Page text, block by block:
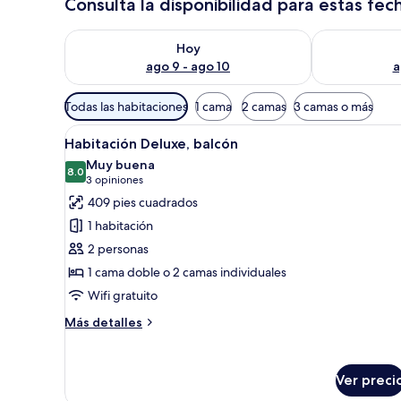
Hoy
ago 9 - ago 10
Consulta la disponibilidad para hoy ago 9 - ago 10
Consulta la
Filtros
disponibles
para
las
habitaciones
Todas las habitaciones 1 cama 2 camas 3 camas o más
Abrir
todas
las
fotos
de
Habitación
Deluxe,
balcón
Una habitación de hotel
5
Habitación Deluxe, balcón
8.08.0 de 10
Muy buena
3 opiniones
(3
opiniones)
409 pies cuadrados
1 habitación
2 personas
1 cama doble o 2 camas individuales
Wifi gratuito
Más detalles
Más
Ver